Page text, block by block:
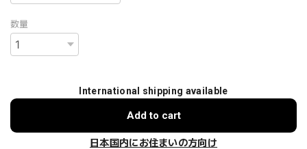
数量
International shipping available
Add to cart
日本国内にお住まいの方向け